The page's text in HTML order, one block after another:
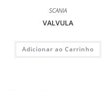
SCANIA
VALVULA
Adicionar ao Carrinho